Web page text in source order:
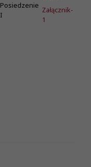
Posiedzenie
I
Załącznik-
1